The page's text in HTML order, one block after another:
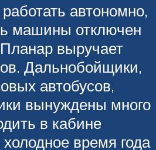
автономно,
машины отключен
выручает
Дальнобойщики,
автобусов,
вынуждены много
в кабине
время года